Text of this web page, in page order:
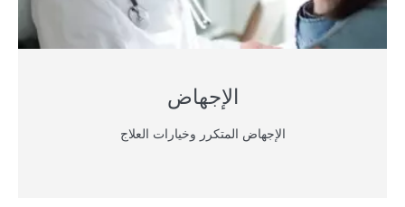
الإجهاض
الإجهاض المتكرر وخيارات العلاج